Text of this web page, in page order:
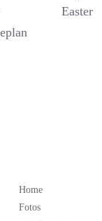
Easter
Home
Fotos